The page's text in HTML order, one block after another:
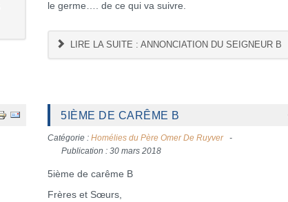
le germe…. de ce qui va suivre.
LIRE LA SUITE : ANNONCIATION DU SEIGNEUR B
5IÈME DE CARÊME B
Catégorie :Homélies du Père Omer De Ruyver
Publication : 30 mars 2018
5ième de carême B
Frères et Sœurs,